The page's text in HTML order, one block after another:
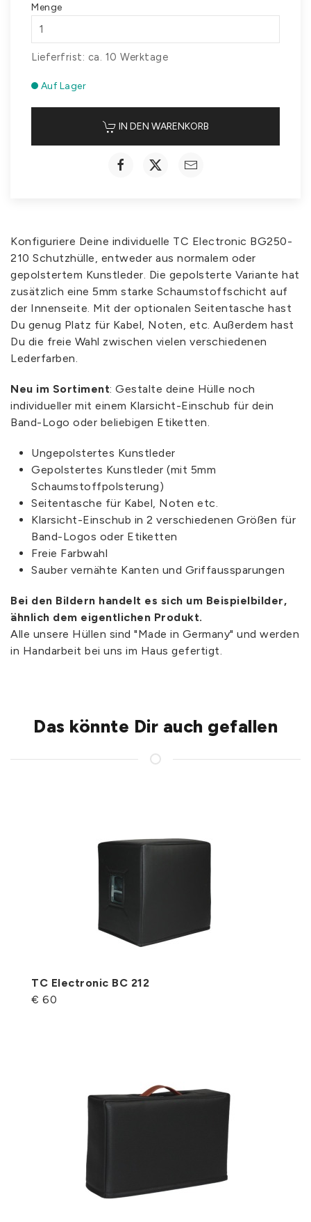
Menge
Lieferfrist: ca. 10 Werktage
Auf Lager
IN DEN WARENKORB
Konfiguriere Deine individuelle TC Electronic BG250-
210 Schutzhülle, entweder aus normalem oder
gepolstertem Kunstleder. Die gepolsterte Variante hat
zusätzlich eine 5mm starke Schaumstoffschicht auf
der Innenseite. Mit der optionalen Seitentasche hast
Du genug Platz für Kabel, Noten, etc. Außerdem hast
Du die freie Wahl zwischen vielen verschiedenen
Lederfarben.
Neu im Sortiment: Gestalte deine Hülle noch
individueller mit einem Klarsicht-Einschub für dein
Band-Logo oder beliebigen Etiketten.
Ungepolstertes Kunstleder
Gepolstertes Kunstleder (mit 5mm
Schaumstoffpolsterung)
Seitentasche für Kabel, Noten etc.
Klarsicht-Einschub in 2 verschiedenen Größen für
Band-Logos oder Etiketten
Freie Farbwahl
Sauber vernähte Kanten und Griffaussparungen
Bei den Bildern handelt es sich um Beispielbilder,
ähnlich dem eigentlichen Produkt.
Alle unsere Hüllen sind "Made in Germany" und werden
in Handarbeit bei uns im Haus gefertigt.
Das könnte Dir auch gefallen
TC Electronic BC 212
€ 60